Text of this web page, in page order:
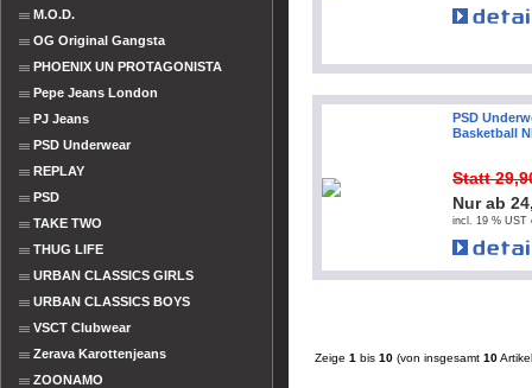
M.O.D.
OG Original Gangsta
PHOENIX UN PROTAGONISTA
Pepe Jeans London
PJ Jeans
PSD Underwear
REPLAY
PSD
TAKE TWO
THUG LIFE
URBAN CLASSICS GIRLS
URBAN CLASSICS BOYS
VSCT Clubwear
Zerava Karottenjeans
ZOONAMO
PSD
Basketball
Statt
Nur ab
incl. 19 % UST
Zeige 1 bis 10 (von insgesamt 10